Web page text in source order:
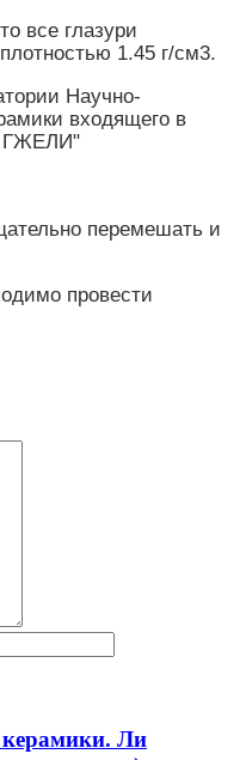
все глазури
1.45 г/см3.
Научно-
входящего в
ГЖЕЛИ"
перемешать и
провести
Ли